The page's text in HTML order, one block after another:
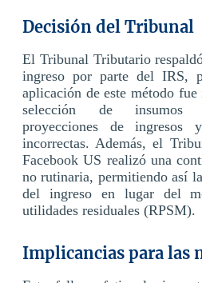
Decisión del Tribunal
El Tribunal Tributario
ingreso por parte del IRS,
aplicación de este método
selección de insumos
proyecciones de ingresos
incorrectas. Además, el
Facebook US realizó una
no rutinaria, permitiendo así
del ingreso en lugar del
utilidades residuales (RPSM).
Implicancias para las